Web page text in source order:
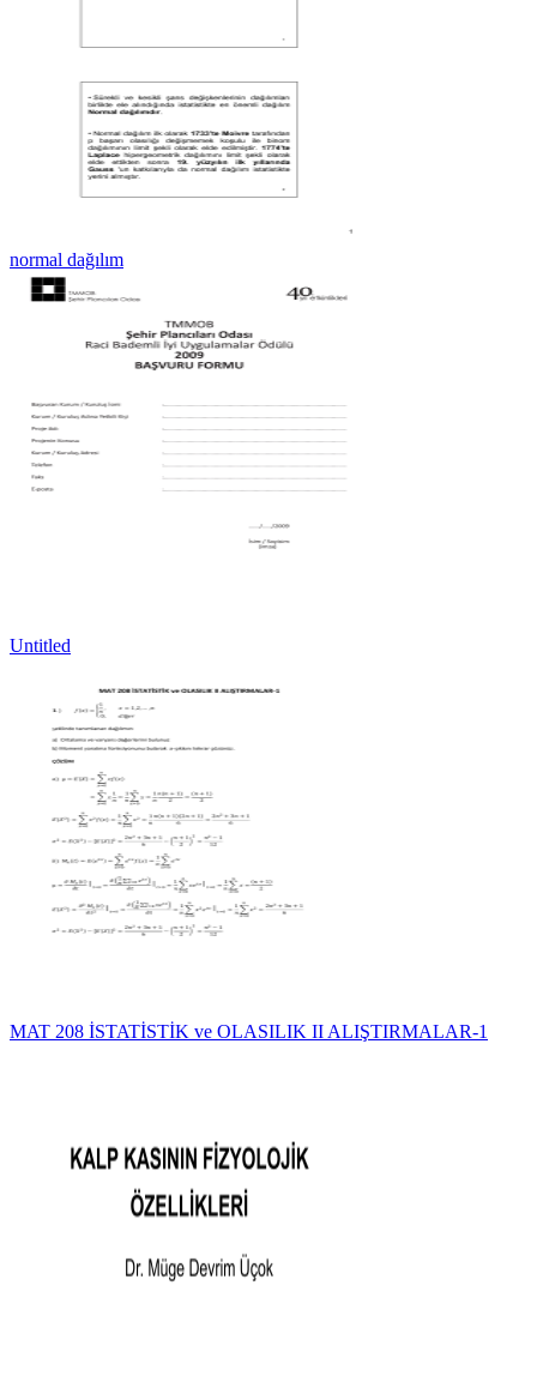
normal dağılım
Untitled
MAT 208 İSTATİSTİK ve OLASILIK II ALIŞTIRMALAR-1